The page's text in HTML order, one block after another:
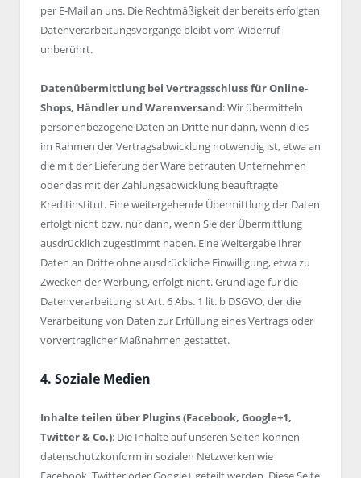
per E-Mail an uns. Die Rechtmäßigkeit der bereits erfolgten
Datenverarbeitungsvorgänge bleibt vom Widerruf
unberührt.
Datenübermittlung bei Vertragsschluss für Online-
Shops, Händler und Warenversand: Wir übermitteln
personenbezogene Daten an Dritte nur dann, wenn dies
im Rahmen der Vertragsabwicklung notwendig ist, etwa an
die mit der Lieferung der Ware betrauten Unternehmen
oder das mit der Zahlungsabwicklung beauftragte
Kreditinstitut. Eine weitergehende Übermittlung der Daten
erfolgt nicht bzw. nur dann, wenn Sie der Übermittlung
ausdrücklich zugestimmt haben. Eine Weitergabe Ihrer
Daten an Dritte ohne ausdrückliche Einwilligung, etwa zu
Zwecken der Werbung, erfolgt nicht. Grundlage für die
Datenverarbeitung ist Art. 6 Abs. 1 lit. b DSGVO, der die
Verarbeitung von Daten zur Erfüllung eines Vertrags oder
vorvertraglicher Maßnahmen gestattet.
4. Soziale Medien
Inhalte teilen über Plugins (Facebook, Google+1,
Twitter & Co.): Die Inhalte auf unseren Seiten können
datenschutzkonform in sozialen Netzwerken wie